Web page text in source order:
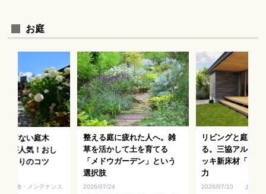
お庭
すぎない庭木
」が人気！おし
づくりのコツ
・植物・メンテナンス
整える庭に疲れた人へ。雑
草を活かして土を育てる
「メドウガーデン」という
選択肢
2026/07/24
リビングと庭がひ
る。三協アルミの
ッキ新床材「フロ
力
2026/07/10 お庭